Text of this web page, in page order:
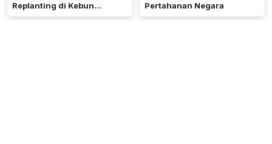
Replanting di Kebun
Kembayan
Pertahanan Negara